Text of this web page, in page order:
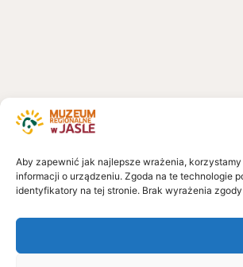
Aby zapewnić jak najlepsze wrażenia,
informacji o urządzeniu. Zgoda na te technologie
identyfikatory na tej stronie. Brak wyrażenia